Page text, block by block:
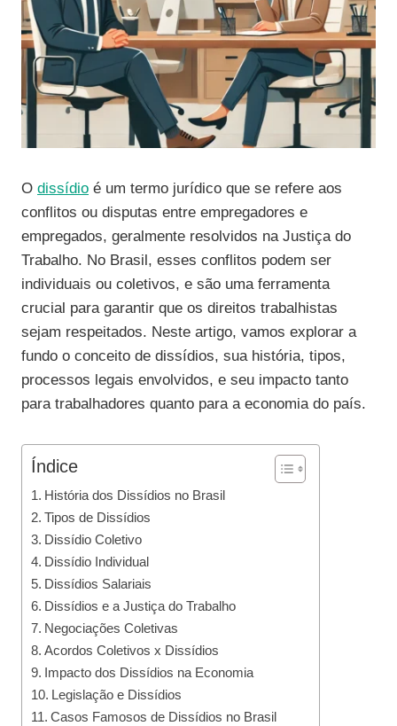
O dissídio é um termo jurídico que se refere aos
conflitos ou disputas entre empregadores e
empregados, geralmente resolvidos na Justiça do
Trabalho. No Brasil, esses conflitos podem ser
individuais ou coletivos, e são uma ferramenta
crucial para garantir que os direitos trabalhistas
sejam respeitados. Neste artigo, vamos explorar a
fundo o conceito de dissídios, sua história, tipos,
processos legais envolvidos, e seu impacto tanto
para trabalhadores quanto para a economia do país.
Índice
História dos Dissídios no Brasil
Tipos de Dissídios
Dissídio Coletivo
Dissídio Individual
Dissídios Salariais
Dissídios e a Justiça do Trabalho
Negociações Coletivas
Acordos Coletivos x Dissídios
Impacto dos Dissídios na Economia
Legislação e Dissídios
Casos Famosos de Dissídios no Brasil